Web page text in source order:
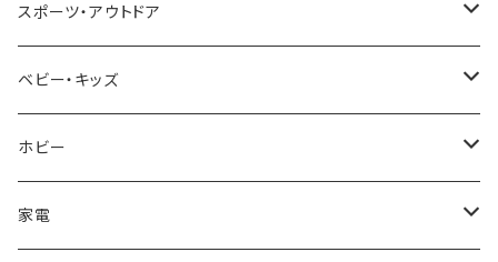
NIXON
AVALANCHE
ORIENT
ZEPPELIN
DIESEL
ALV
Merge
ETTINGER
22designstudio
BOTTEGA VENETA
EMPORIO ARMANI
CALVIN KLEIN
NEWYORKER
OROBIANCO
Ellese
COLEMAN
BEAMZSQUARE
BLAZER CLUB
ANDY HAWARD
G GUSTO
CITIZEN
BRAUN
RHYTHM
BLOSSOM
Helios
VALENTINO VISCANI
LAMY
WATERMAN
PARKER
PELIKAN
スポーツ・アウトドア
Trangia
Barebones
FEUERHAND
ベビー・キッズ
ふわりぃ
ERGO BABY
ホビー
その他
家電